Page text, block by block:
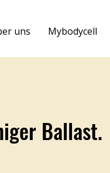
uns Mybodycell
Ballast.